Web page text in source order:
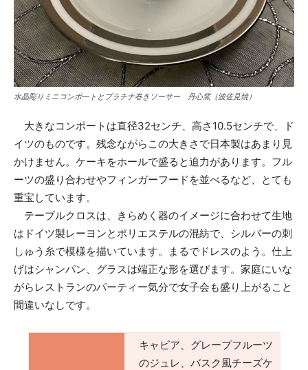
水晶彫りミニコンポ―トとプラチナ巻きソーサー 丹心窯（波佐見焼）
大きなコンポートは直径32センチ、高さ10.5センチで、ド
イツのものです。残念ながらこの大きさで日本製はあまり見
かけません。ケーキをホールで盛ると迫力があります。フル
ーツの盛り合わせやフィンガーフードを並べるなど、とても
重宝しています。
テーブルクロスは、きらめく器のイメージに合わせて生地
はドイツ製レーヨンとポリエステルの混紡で、シルバーの刺
しゅう糸で模様を描いています。まるでドレスのよう。仕上
げはシャンパン、グラスは端正な形を選びます。家庭にいな
がらレストランのパーティー気分で女子会も盛り上がること
間違いなしです。
キャビア、グレープフルーツ
のジュレ、バスク風チーズケ